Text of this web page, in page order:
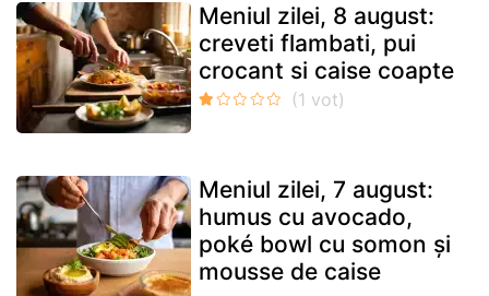
Meniul zilei, 8 august:
creveti flambati, pui
crocant si caise coapte
Meniul zilei, 7 august:
humus cu avocado,
poké bowl cu somon și
mousse de caise